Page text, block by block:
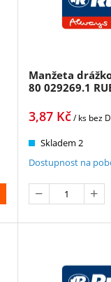
Manžeta
80 029269.1
3,87Kč/ ks bez
Skladem 2
Dostupnost na